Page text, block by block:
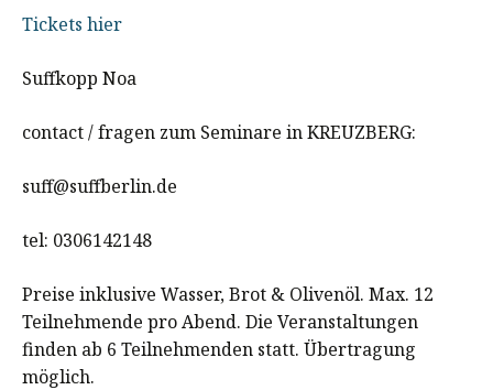
Tickets hier
Suffkopp Noa
contact / fragen zum Seminare in KREUZBERG:
suff@suffberlin.de
tel: 0306142148
Preise inklusive Wasser, Brot & Olivenöl. Max. 12
Teilnehmende pro Abend. Die Veranstaltungen
finden ab 6 Teilnehmenden statt. Übertragung
möglich.